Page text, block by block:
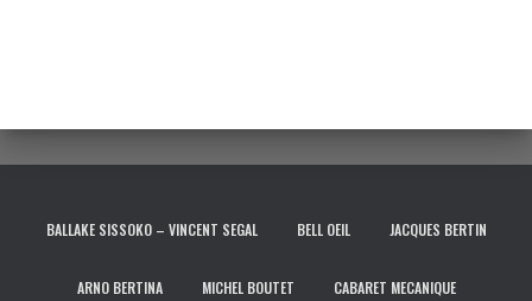
BALLAKE SISSOKO – VINCENT SEGAL BELL OEIL JACQUES BERTIN
ARNO BERTINA MICHEL BOUTET CABARET MECANIQUE